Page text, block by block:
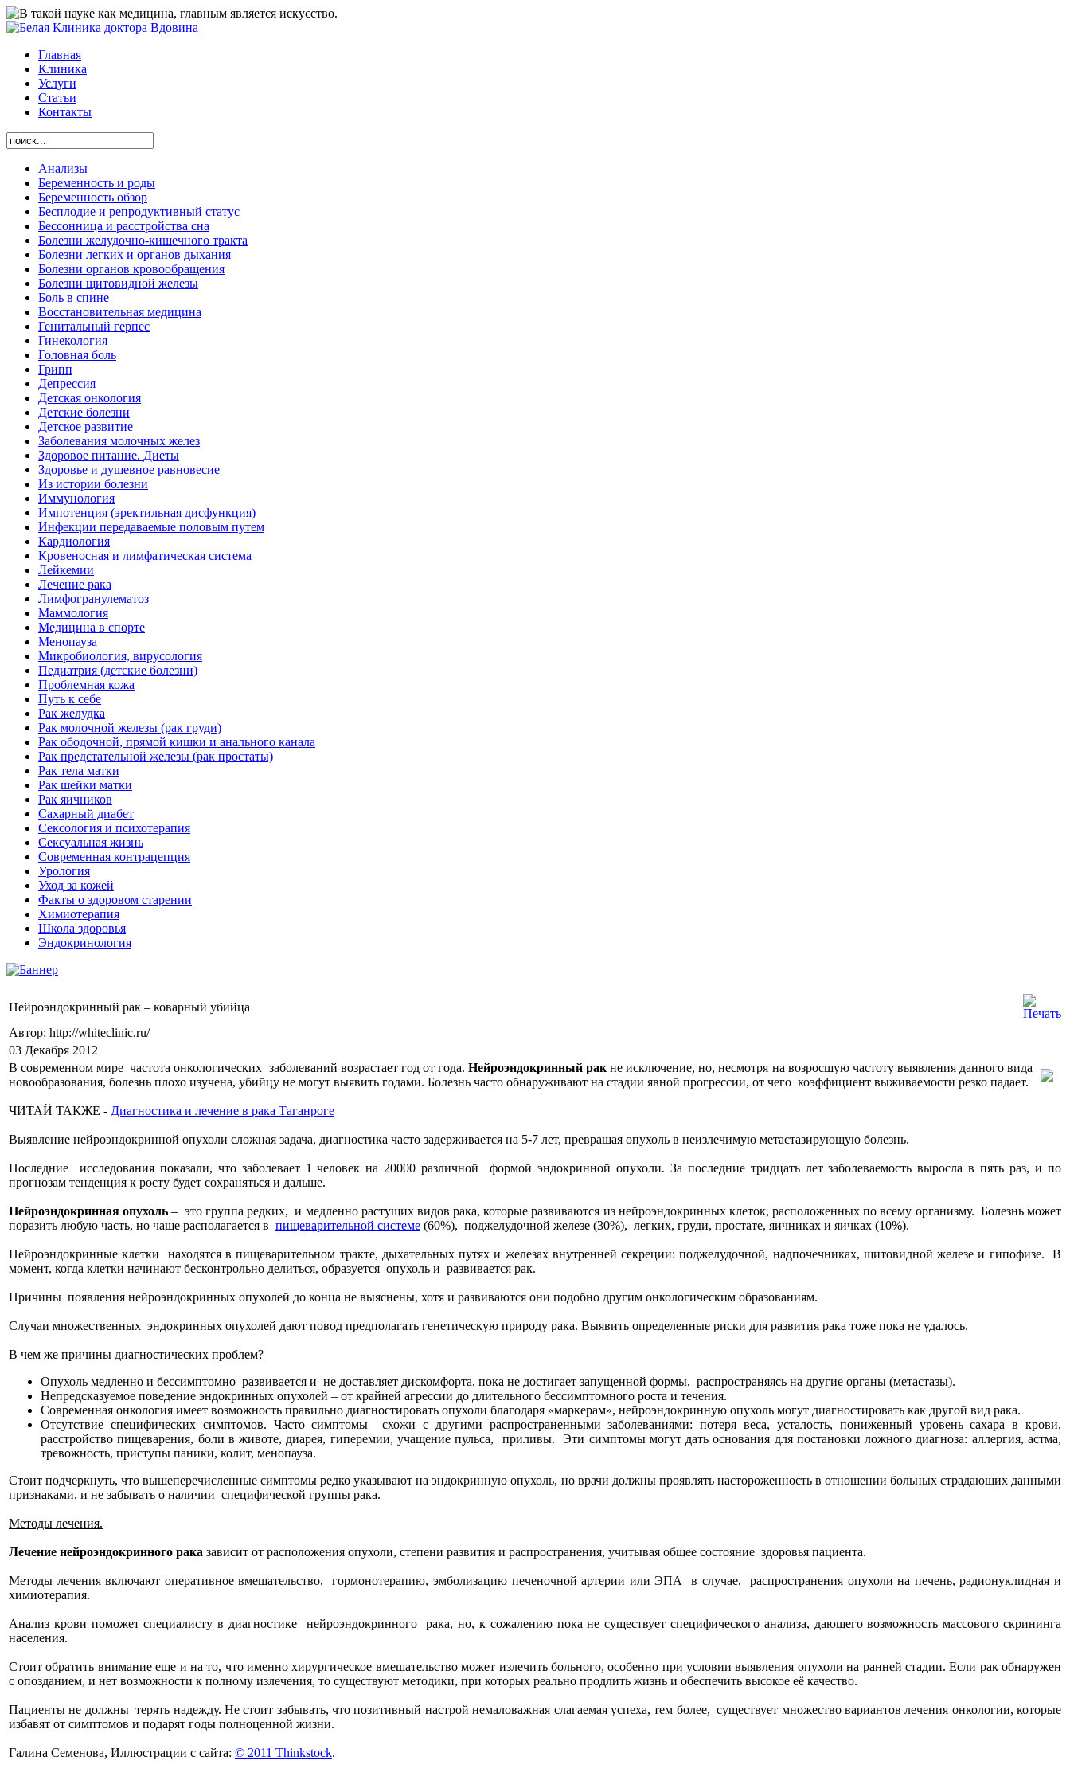
Главная
Клиника
Услуги
Статьи
Контакты
Анализы
Беременность и роды
Беременность обзор
Бесплодие и репродуктивный статус
Бессонница и расстройства сна
Болезни желудочно-кишечного тракта
Болезни легких и органов дыхания
Болезни органов кровообращения
Болезни щитовидной железы
Боль в спине
Восстановительная медицина
Генитальный герпес
Гинекология
Головная боль
Грипп
Депрессия
Детская онкология
Детские болезни
Детское развитие
Заболевания молочных желез
Здоровое питание. Диеты
Здоровье и душевное равновесие
Из истории болезни
Иммунология
Импотенция (эректильная дисфункция)
Инфекции передаваемые половым путем
Кардиология
Кровеносная и лимфатическая система
Лейкемии
Лечение рака
Лимфогранулематоз
Маммология
Медицина в спорте
Менопауза
Микробиология, вирусология
Педиатрия (детские болезни)
Проблемная кожа
Путь к себе
Рак желудка
Рак молочной железы (рак груди)
Рак ободочной, прямой кишки и анального канала
Рак предстательной железы (рак простаты)
Рак тела матки
Рак шейки матки
Рак яичников
Сахарный диабет
Сексология и психотерапия
Сексуальная жизнь
Современная контрацепция
Урология
Уход за кожей
Факты о здоровом старении
Химиoтерапия
Школа здоровья
Эндокринология
Нейроэндокринный рак – коварный убийца
Автор: http://whiteclinic.ru/
03 Декабря 2012
В современном мире частота онкологических заболеваний возрастает год от года.Нейроэндокринный рак не исключение, но, несмотря на возросшую частоту выявления данного вида
новообразования, болезнь плохо изучена, убийцу не могут выявить годами. Болезнь часто обнаруживают на стадии явной прогрессии, от чего коэффициент выживаемости резко падает.
ЧИТАЙ ТАКЖЕ - Диагностика и лечение в рака Таганроге
Выявление нейроэндокринной опухоли сложная задача, диагностика часто задерживается на 5-7 лет, превращая опухоль в неизлечимую метастазирующую болезнь.
Последние исследования показали, что заболевает 1 человек на 20000 различной формой эндокринной опухоли. За последние тридцать лет заболеваемость выросла в пять раз, и по
прогнозам тенденция к росту будет сохраняться и дальше.
Нейроэндокринная опухоль – это группа редких, и медленно растущих видов рака, которые развиваются из нейроэндокринных клеток, расположенных по всему организму. Болезнь может
поразить любую часть, но чаще располагается в пищеварительной системе (60%), поджелудочной железе (30%), легких, груди, простате, яичниках и яичках (10%).
Нейроэндокринные клетки находятся в пищеварительном тракте, дыхательных путях и железах внутренней секреции: поджелудочной, надпочечниках, щитовидной железе и гипофизе. В
момент, когда клетки начинают бесконтрольно делиться, образуется опухоль и развивается рак.
Причины появления нейроэндокринных опухолей до конца не выяснены, хотя и развиваются они подобно другим онкологическим образованиям.
Случаи множественных эндокринных опухолей дают повод предполагать генетическую природу рака. Выявить определенные риски для развития рака тоже пока не удалось.
В чем же причины диагностических проблем?
Опухоль медленно и бессимптомно развивается и не доставляет дискомфорта, пока не достигает запущенной формы, распространяясь на другие органы (метастазы).
Непредсказуемое поведение эндокринных опухолей – от крайней агрессии до длительного бессимптомного роста и течения.
Современная онкология имеет возможность правильно диагностировать опухоли благодаря «маркерам», нейроэндокринную опухоль могут диагностировать как другой вид рака.
Отсутствие специфических симптомов. Часто симптомы схожи с другими распространенными заболеваниями: потеря веса, усталость, пониженный уровень сахара в крови,
расстройство пищеварения, боли в животе, диарея, гиперемии, учащение пульса, приливы. Эти симптомы могут дать основания для постановки ложного диагноза: аллергия, астма,
тревожность, приступы паники, колит, менопауза.
Стоит подчеркнуть, что вышеперечисленные симптомы редко указывают на эндокринную опухоль, но врачи должны проявлять настороженность в отношении больных страдающих данными
признаками, и не забывать о наличии специфической группы рака.
Методы лечения.
Лечение нейроэндокринного рака зависит от расположения опухоли, степени развития и распространения, учитывая общее состояние здоровья пациента.
Методы лечения включают оперативное вмешательство, гормонотерапию, эмболизацию печеночной артерии или ЭПА в случае, распространения опухоли на печень, радионуклидная и
химиотерапия.
Анализ крови поможет специалисту в диагностике нейроэндокринного рака, но, к сожалению пока не существует специфического анализа, дающего возможность массового скрининга
населения.
Стоит обратить внимание еще и на то, что именно хирургическое вмешательство может излечить больного, особенно при условии выявления опухоли на ранней стадии. Если рак обнаружен
с опозданием, и нет возможности к полному излечения, то существуют методики, при которых реально продлить жизнь и обеспечить высокое её качество.
Пациенты не должны терять надежду. Не стоит забывать, что позитивный настрой немаловажная слагаемая успеха, тем более, существует множество вариантов лечения онкологии, которые
избавят от симптомов и подарят годы полноценной жизни.
Галина Семенова, Иллюстрации с сайта: © 2011 Thinkstock.